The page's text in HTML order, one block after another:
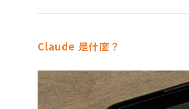
Claude 是什麼？